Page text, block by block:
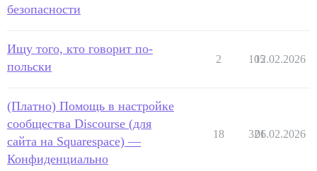
безопасности
Ищу того, кто говорит по-
польски
2 105
12.02.2026
(Платно) Помощь в настройке
сообщества Discourse (для
сайта на Squarespace) —
Конфиденциально
18 321
06.02.2026